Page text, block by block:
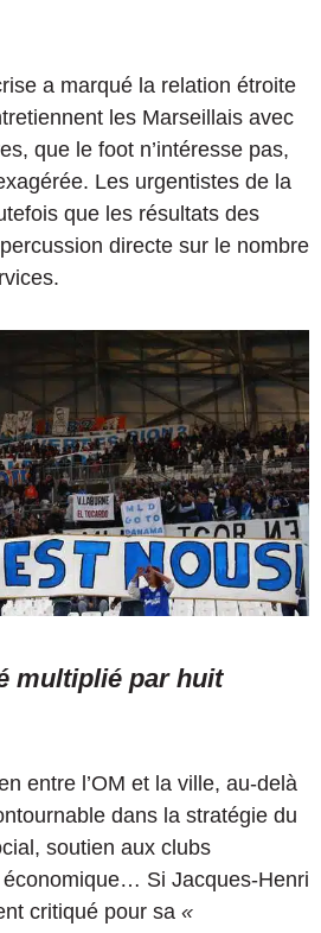
a marqué la relation étroite
les Marseillais avec
que le foot n’intéresse pas,
Les urgentistes de la
que les résultats des
directe sur le nombre
multiplié par huit
entre l’OM et la ville, au-delà
dans la stratégie du
soutien aux clubs
Si Jacques-Henri
critiqué pour sa «